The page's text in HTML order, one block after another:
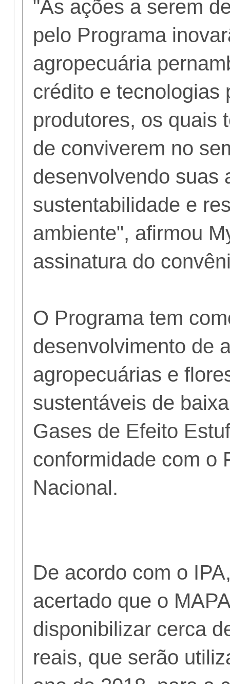
"As ações a serem
pelo Programa
agropecuária
crédito e tecnologias
produtores, os quais
de conviverem no
desenvolvendo suas
sustentabilidade e
ambiente", afirmou
assinatura do
O Programa tem
desenvolvimento de
agropecuárias e
sustentáveis de
Gases de Efeito
conformidade com o
Nacional.
De acordo com o
acertado que o
disponibilizar cerca
reais, que serão